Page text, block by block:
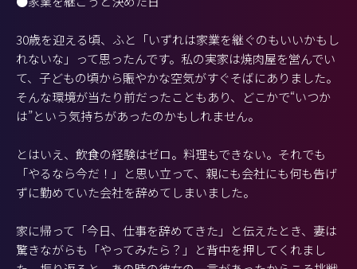
30歳を迎える頃、ふと「いずれは家業を継ぐのもいいかもし
れないな」って思ったんです。私の実家は焼肉屋を営んでい
て、子どもの頃から賑やかな空気がすぐそばにありました。
そんな環境が当たり前だったこともあり、どこかで“いつか
は”という気持ちがあったのかもしれません。
とはいえ、飲食の経験はゼロ。料理もできない。それでも
「やるなら今だ！」と思い立って、親にも会社にも何も告げ
ずに勤めていた会社を辞めてしまいました。
家に帰って「今日、仕事を辞めてきた」と伝えたとき、妻は
驚きながらも「やってみたら？」と背中を押してくれまし